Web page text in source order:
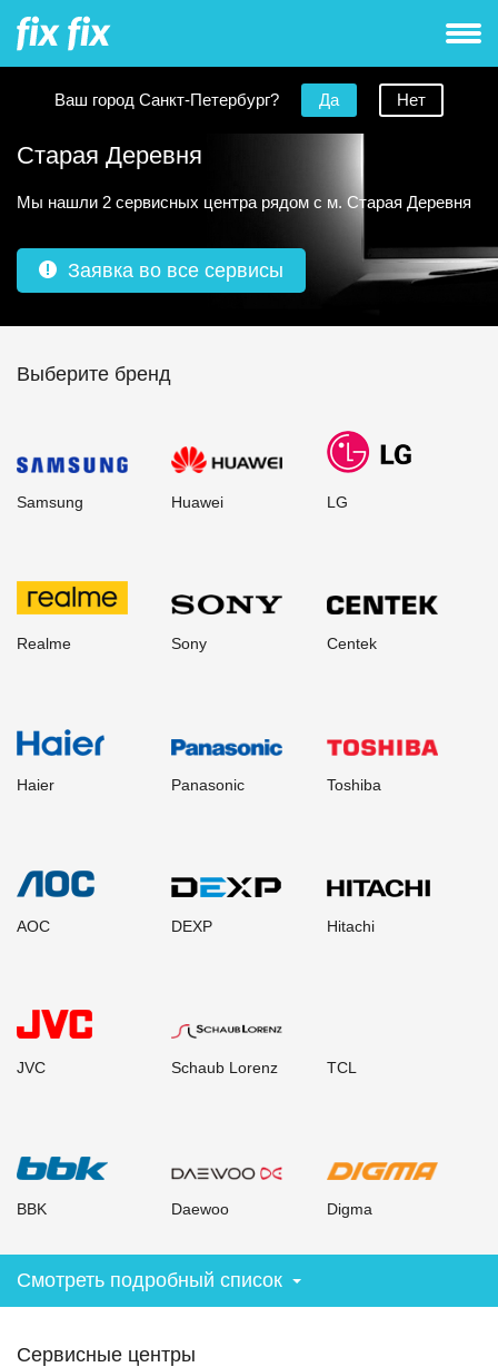
Ваш город Санкт-Петербург? Да Нет
Ремонт телевизоров рядом с метро
Старая Деревня
Мы нашли 2 сервисных центра рядом с м. Старая Деревня
Заявка во все сервисы
Выберите бренд
Samsung Huawei LG
Realme Sony Centek
Haier Panasonic Toshiba
AOC DEXP Hitachi
JVC Schaub Lorenz TCL
BBK Daewoo Digma
Смотреть подробный список
Сервисные центры